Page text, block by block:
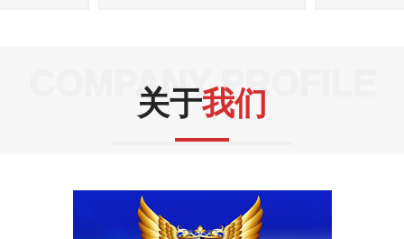
COMPANY PROFILE
关于我们